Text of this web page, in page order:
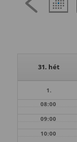
31. hét
1.
08:00
09:00
10:00